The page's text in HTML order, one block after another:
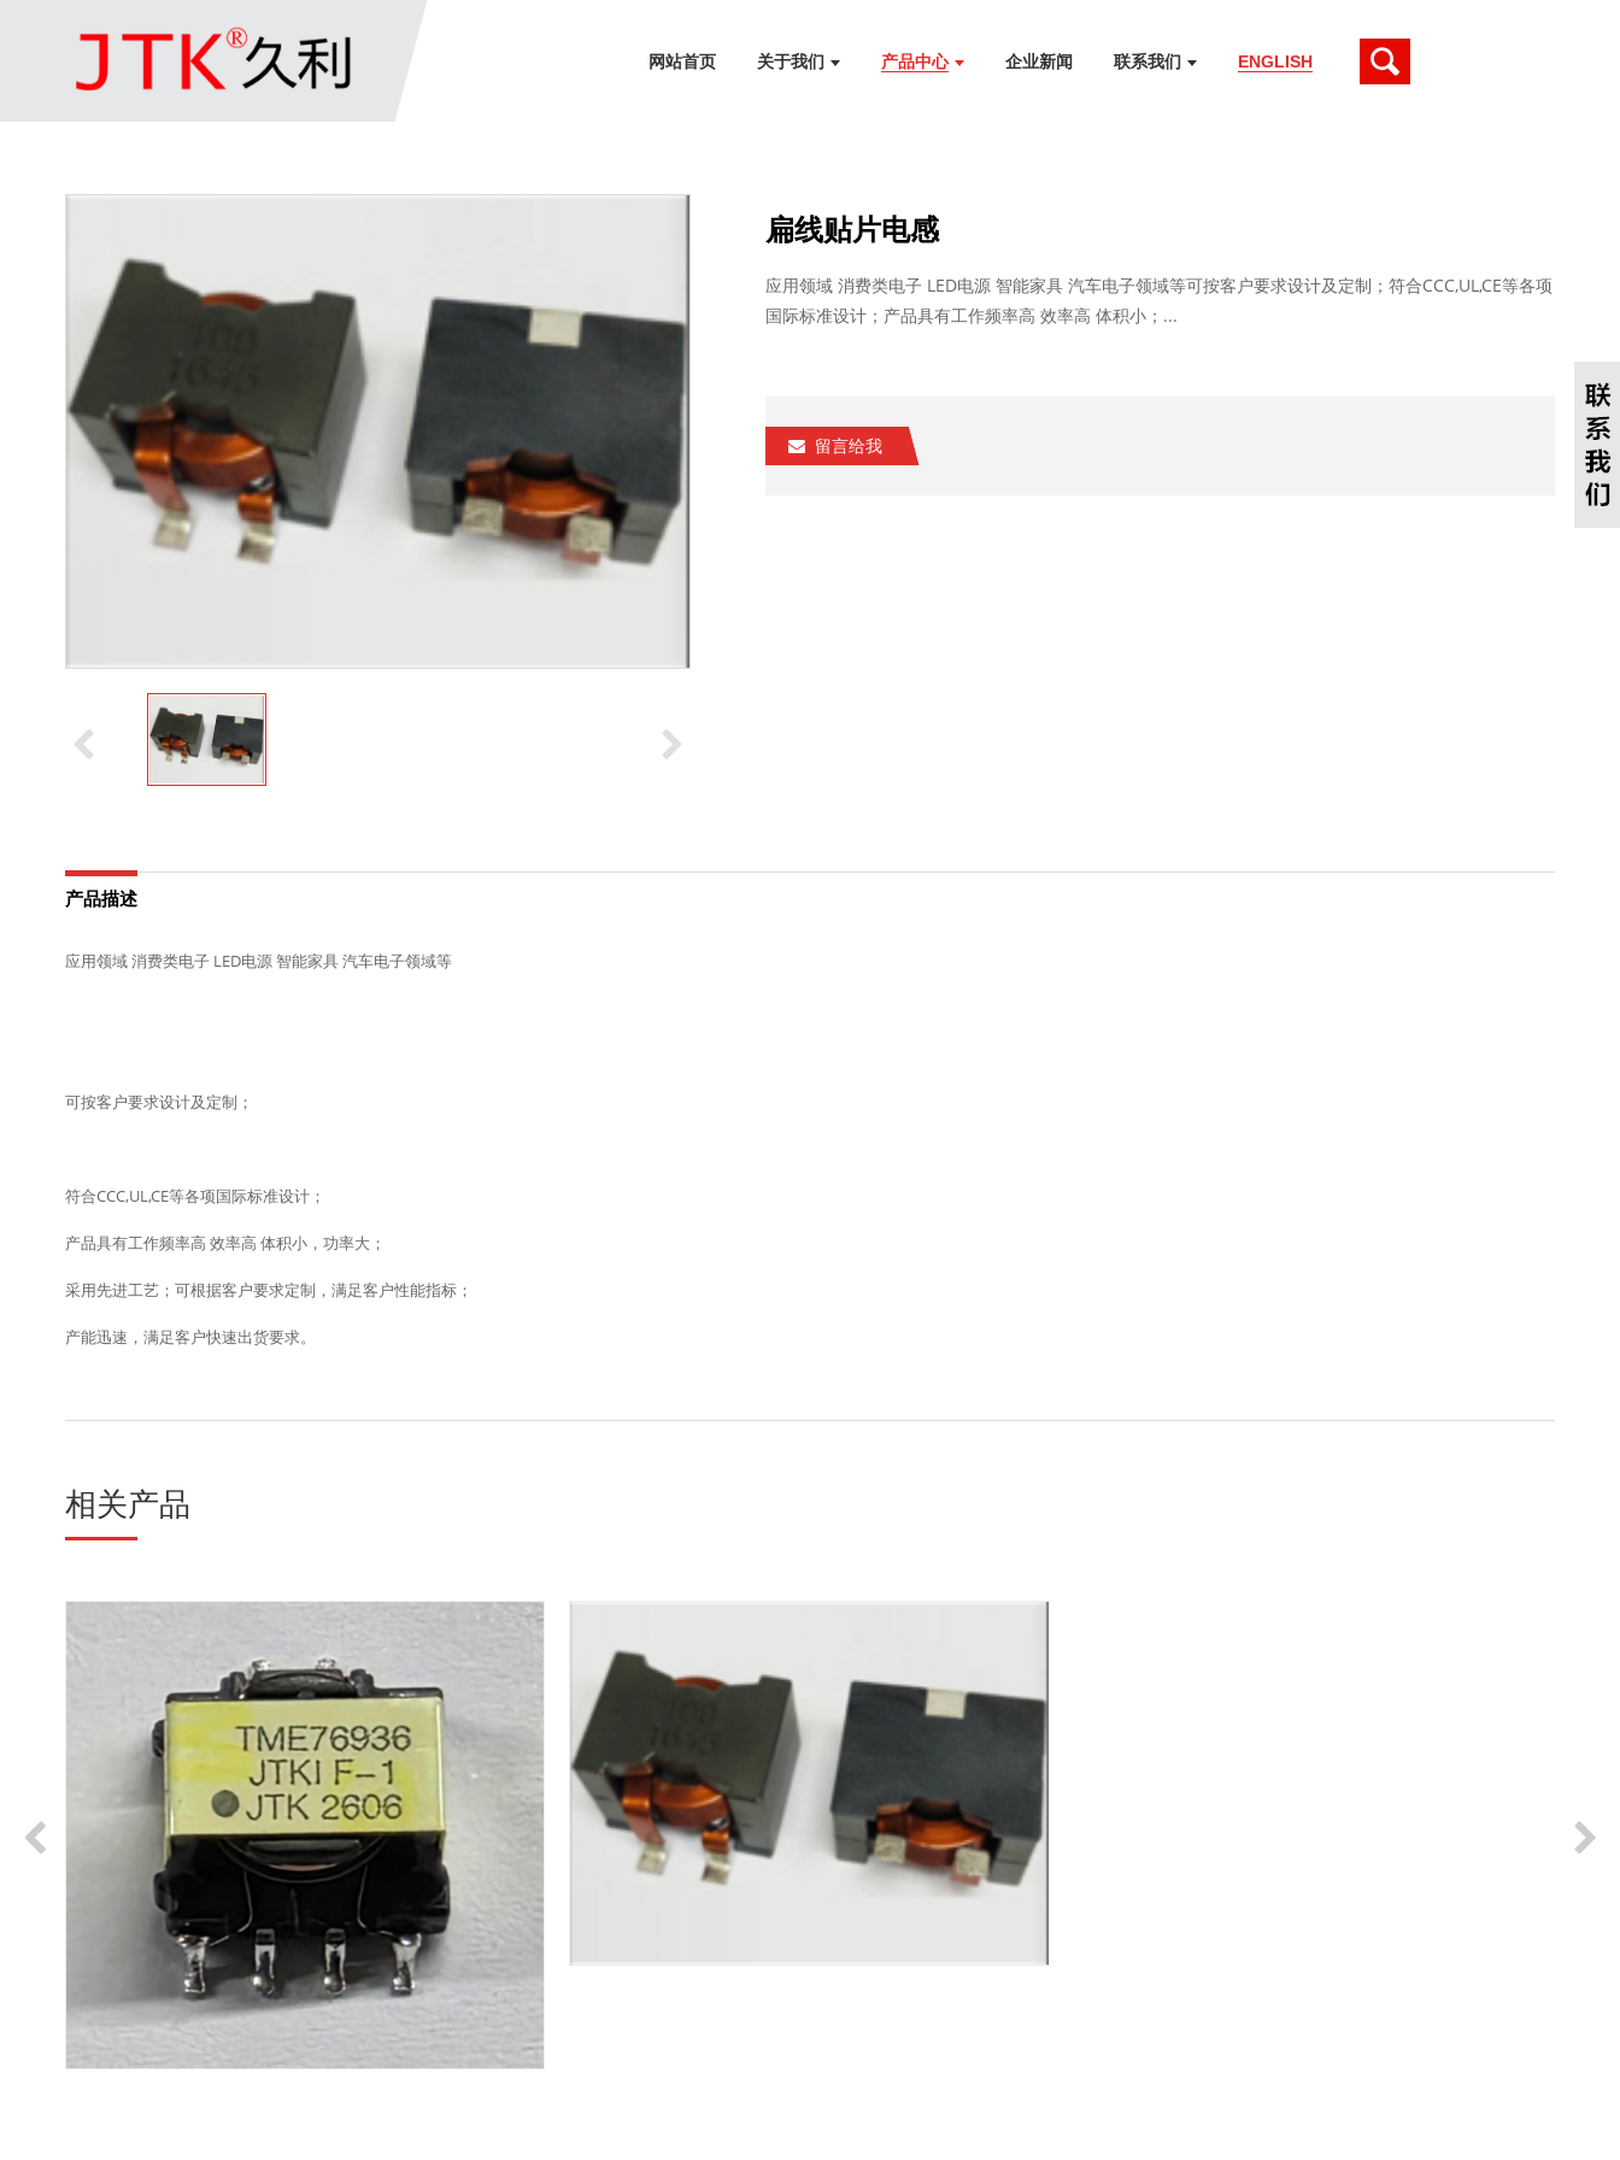
网站首页 关于我们 产品中心 企业新闻 联系我们 ENGLISH
扁线贴片电感
应用领域 消费类电子 LED电源 智能家具 汽车电子领域等可按客户要求设计及定制；符合CCC,UL,CE等各项
国际标准设计；产品具有工作频率高 效率高 体积小；...
留言给我
产品描述
应用领域 消费类电子 LED电源 智能家具 汽车电子领域等
可按客户要求设计及定制；
符合CCC,UL,CE等各项国际标准设计；
产品具有工作频率高 效率高 体积小，功率大；
采用先进工艺；可根据客户要求定制，满足客户性能指标；
产能迅速，满足客户快速出货要求。
相关产品